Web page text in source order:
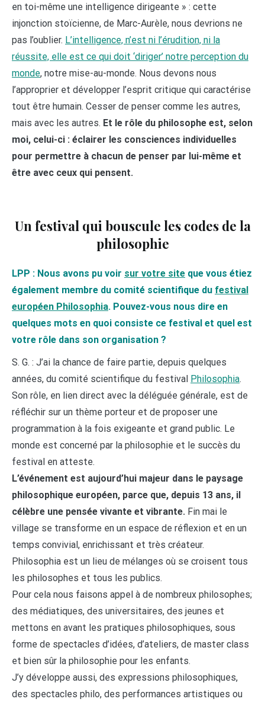
en toi-même une intelligence dirigeante » : cette
injonction stoïcienne, de Marc-Aurèle, nous devrions ne
pas l’oublier. L’intelligence, n’est ni l’érudition, ni la
réussite, elle est ce qui doit ‘diriger’ notre perception du
monde, notre mise-au-monde. Nous devons nous
l’approprier et développer l’esprit critique qui caractérise
tout être humain. Cesser de penser comme les autres,
mais avec les autres. Et le rôle du philosophe est, selon
moi, celui-ci : éclairer les consciences individuelles
pour permettre à chacun de penser par lui-même et
être avec ceux qui pensent.
Un festival qui bouscule les codes de la
philosophie
LPP : Nous avons pu voir sur votre site que vous étiez
également membre du comité scientifique du festival
européen Philosophia. Pouvez-vous nous dire en
quelques mots en quoi consiste ce festival et quel est
votre rôle dans son organisation ?
S. G. : J’ai la chance de faire partie, depuis quelques
années, du comité scientifique du festival Philosophia.
Son rôle, en lien direct avec la déléguée générale, est de
réfléchir sur un thème porteur et de proposer une
programmation à la fois exigeante et grand public. Le
monde est concerné par la philosophie et le succès du
festival en atteste.
L’événement est aujourd’hui majeur dans le paysage
philosophique européen, parce que, depuis 13 ans, il
célèbre une pensée vivante et vibrante. Fin mai le
village se transforme en un espace de réflexion et en un
temps convivial, enrichissant et très créateur.
Philosophia est un lieu de mélanges où se croisent tous
les philosophes et tous les publics.
Pour cela nous faisons appel à de nombreux philosophes;
des médiatiques, des universitaires, des jeunes et
mettons en avant les pratiques philosophiques, sous
forme de spectacles d’idées, d’ateliers, de master class
et bien sûr la philosophie pour les enfants.
J’y développe aussi, des expressions philosophiques,
des spectacles philo, des performances artistiques ou